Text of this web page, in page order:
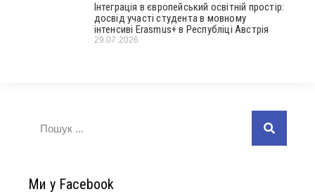
Інтеграція в європейський освітній простір:
досвід участі студента в мовному
інтенсиві Erasmus+ в Республіці Австрія
29.07.2026
Ми у Facebook